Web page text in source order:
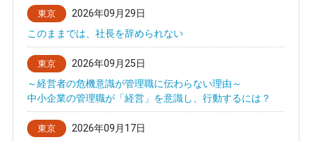
東京
2026年09月29日
このままでは、社長を辞められない
東京
2026年09月25日
～経営者の危機意識が管理職に伝わらない理由～
中小企業の管理職が「経営」を意識し、行動するには？
東京
2026年09月17日